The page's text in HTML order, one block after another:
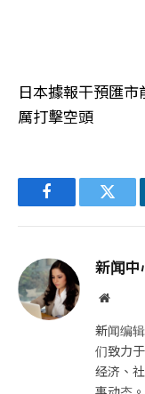
日本據報干預匯
厲打擊空頭
Facebook
新闻中
网
新闻编
们致力
经济、